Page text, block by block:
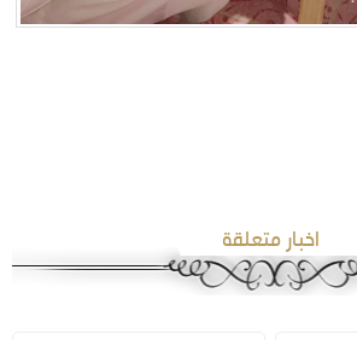
اخبار متعلقة